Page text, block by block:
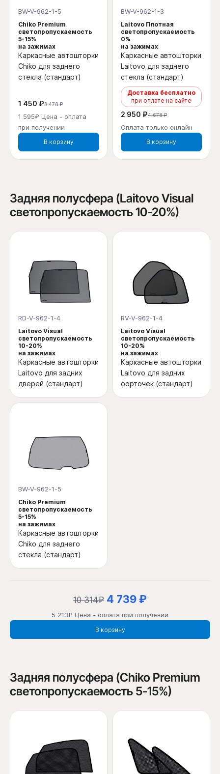
BW-V-962-1-5
Chiko Premium
светопропускаемость
5-15%
на зажимах
Каркасные автошторки
Chiko для заднего
стекла (стандарт)
1 450 ₽3 478 ₽
1 595₽ Цена - оплата
при получении
В корзину
BW-V-962-1-3
Laitovo Плотная
светопропускаемость
0%
на зажимах
Каркасные автошторки
Laitovo для заднего
стекла (стандарт)
Доставка бесплатно
при оплате на сайте
2 950 ₽4 678 ₽
Оплата только онлайн
В корзину
Задняя полусфера (Laitovo Visual
светопропускаемость 10-20%)
RD-V-962-1-4
Laitovo Visual
светопропускаемость
10-20%
на зажимах
Каркасные автошторки
Laitovo для задних
дверей (стандарт)
RV-V-962-1-4
Laitovo Visual
светопропускаемость
10-20%
на зажимах
Каркасные автошторки
Laitovo для задних
форточек (стандарт)
BW-V-962-1-5
Chiko Premium
светопропускаемость
5-15%
на зажимах
Каркасные автошторки
Chiko для заднего
стекла (стандарт)
10 314₽ 4 739 ₽
5 213₽ Цена - оплата при получении
В корзину
Задняя полусфера (Chiko Premium
светопропускаемость 5-15%)